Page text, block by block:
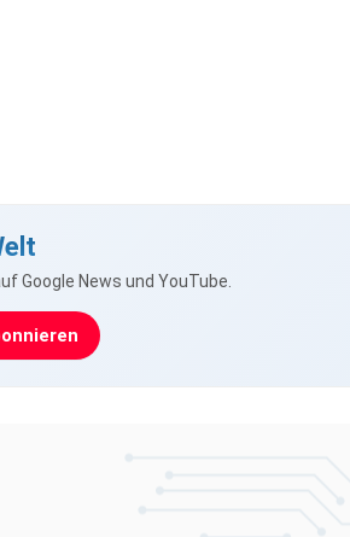
Google News und YouTube.